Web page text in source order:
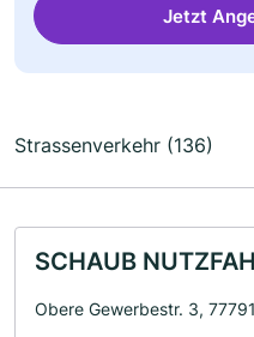
Jetzt
Strassenverkehr (136)
SCHAUB
Obere Gewerbestr. 3,